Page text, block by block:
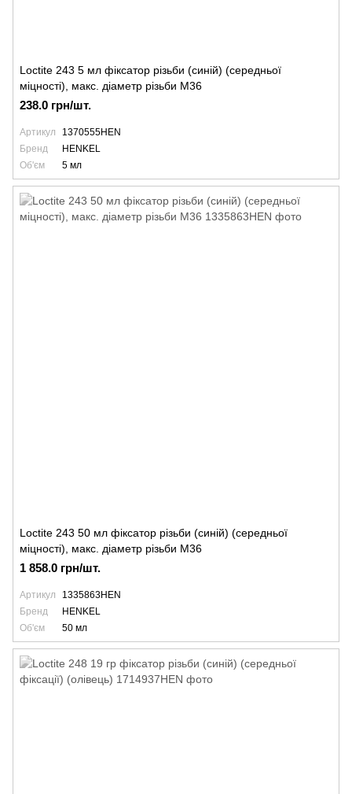
Loctite 243 5 мл фіксатор різьби (синій) (середньої
міцності), макс. діаметр різьби М36
238.0 грн/шт.
Артикул
1370555HEN
Бренд
HENKEL
Об'єм
5 мл
Loctite 243 50 мл фіксатор різьби (синій) (середньої
міцності), макс. діаметр різьби М36
1 858.0 грн/шт.
Артикул
1335863HEN
Бренд
HENKEL
Об'єм
50 мл